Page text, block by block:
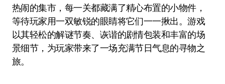
热闹的集市，每一关都藏满了精心布置的小物件，
等待玩家用一双敏锐的眼睛将它们一一揪出。游戏
以其轻松的解谜节奏、诙谐的剧情包装和丰富的场
景细节，为玩家带来了一场充满节日气息的寻物之
旅。